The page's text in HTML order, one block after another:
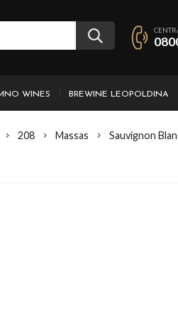
WINES BREWINE LEOPOLDINA
208 Massas Sauvignon